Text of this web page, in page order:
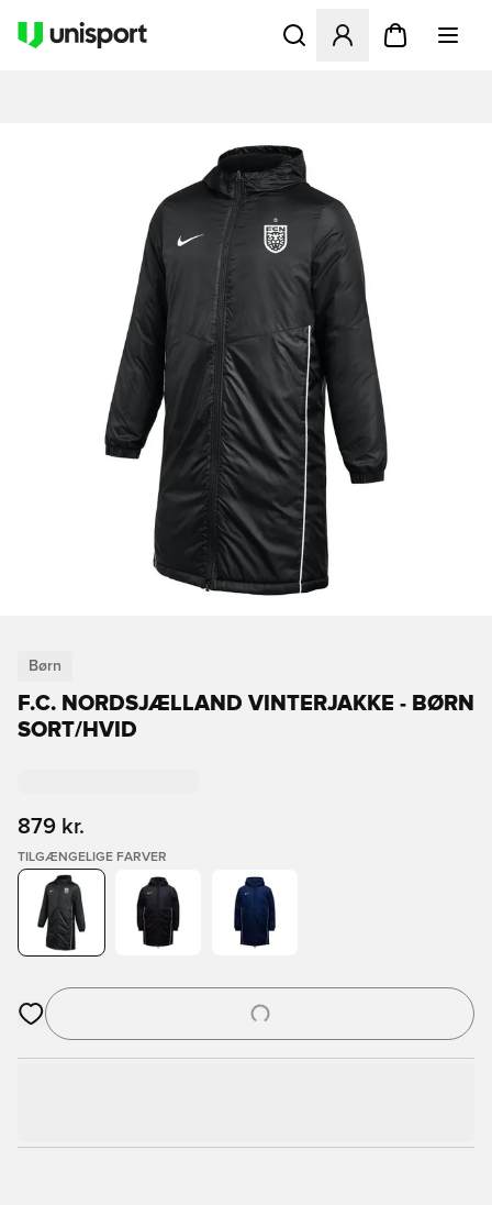
Åbner en Modal til at
Børn
F.C. NORDSJÆLLAND VINTERJAKKE - BØRN
SORT/HVID
879 kr.
TILGÆNGELIGE FARVER
Åbner en Modal til at logge ind eller tilmelde dig som medlem